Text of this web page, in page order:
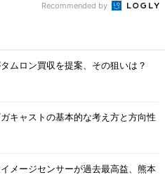
Recommended by
ムロン買収を提案、その狙いは？
キャストの基本的な考え方と方向性
メージセンサーが過去最高益、熊本